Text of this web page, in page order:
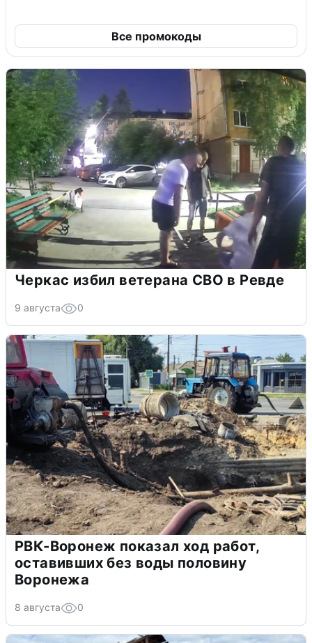
Все промокоды
Черкас избил ветерана СВО в Ревде
9 августа 0
РВК-Воронеж показал ход работ,
оставивших без воды половину
Воронежа
8 августа 0